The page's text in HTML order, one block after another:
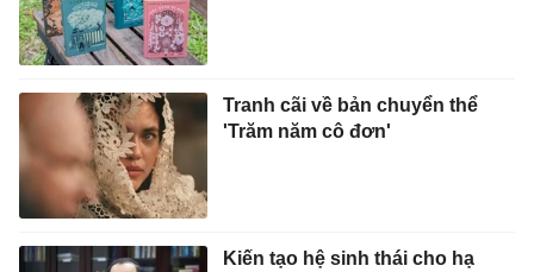
Tranh cãi về bản chuyển thể
'Trăm năm cô đơn'
Kiến tạo hệ sinh thái cho hạ